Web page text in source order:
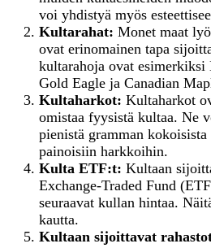
voi yhdistyä myös
Kultarahat: Monet maat
ovat erinomainen tapa
kultarahoja ovat
Gold Eagle ja Canadian
Kultaharkot: Kultaharkot
omistaa fyysistä kultaa. Ne
pienistä gramman
painoisiin harkkoihin.
Kulta ETF:t: Kultaan
Exchange-Traded Fund
seuraavat kullan hintaa.
kautta.
Kultaan sijoittavat r